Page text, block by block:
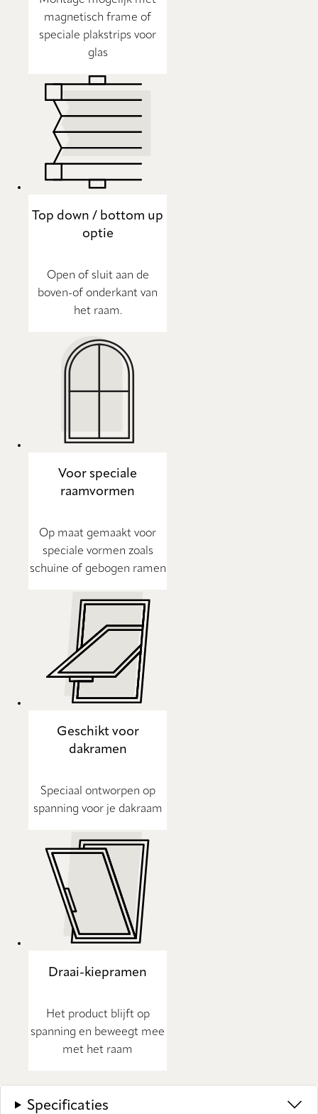
magnetisch frame of
speciale plakstrips voor
glas
Top down / bottom up
optie
Open of sluit aan de
boven-of onderkant van
het raam.
Voor speciale
raamvormen
Op maat gemaakt voor
speciale vormen zoals
schuine of gebogen ramen
Geschikt voor
dakramen
Speciaal ontworpen op
spanning voor je dakraam
Draai-kiepramen
Het product blijft op
spanning en beweegt mee
met het raam
Specificaties